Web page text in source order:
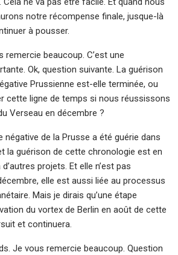
notre récompense finale, jusque-là
à pousser.
remercie beaucoup. C’est une
Ok, question suivante. La guérison
Prussienne est-elle terminée, ou
cette ligne de temps si nous réussissons
Verseau en décembre ?
négative de la Prusse a été guérie dans
la guérison de cette chronologie est en
projets. Et elle n’est pas
elle est aussi liée au processus
Mais je dirais qu’une étape
du vortex de Berlin en août de cette
et continuera.
Je vous remercie beaucoup. Question